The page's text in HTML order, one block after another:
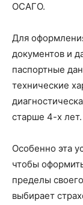
ОСАГО.
Для
документов и
паспортные
технические
старше 4-х лет.
Особенно эта
чтобы
пределы
выбирает